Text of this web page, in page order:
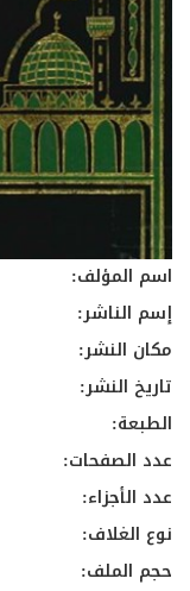
اسم المؤلف:
إسم الناشر:
مكان النشر:
تاريخ النشر:
الطبعة:
عدد الصفحات:
عدد الأجزاء:
نوع الغلاف:
حجم الملف: